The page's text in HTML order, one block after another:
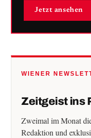
Jetzt ansehen
WIENER
Zeitgeist ins
Zweimal im Monat
Redaktion und